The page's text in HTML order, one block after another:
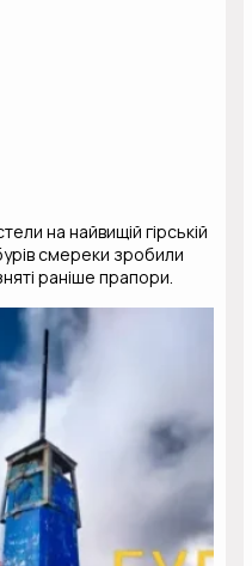
на найвищій гірській
смереки зробили
раніше прапори.